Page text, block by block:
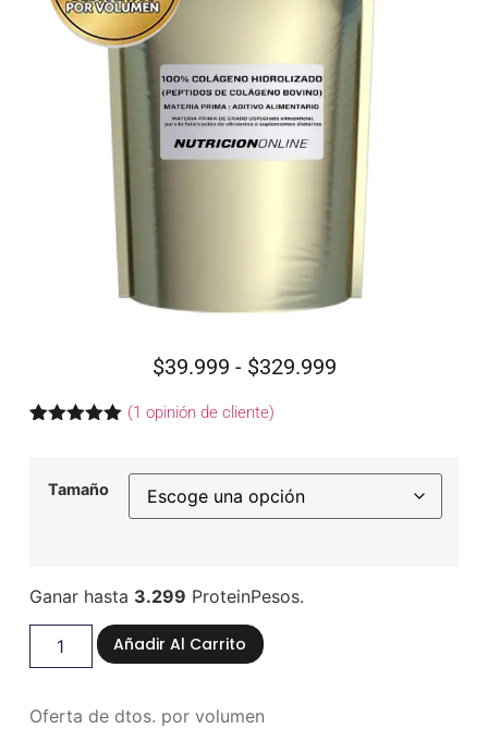
$39.999 - $329.999
valoración
(1 opinión de cliente)
Tamaño
Ganar hasta 3.299 ProteinPesos.
Añadir Al Carrito
Oferta de dtos. por volumen